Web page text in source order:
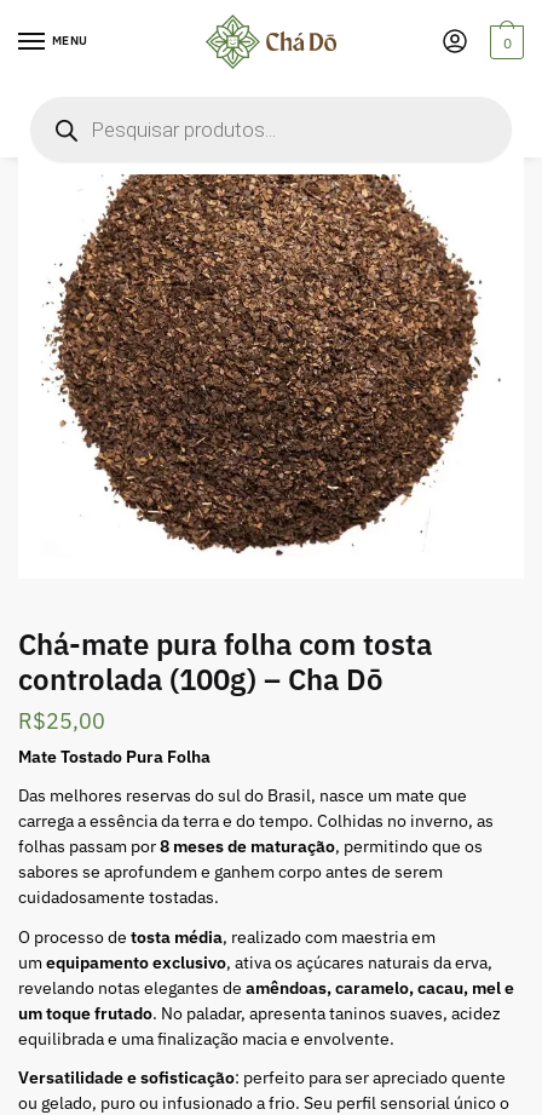
MENU 0
Chá-mate pura folha com tosta
controlada (100g) – Cha Dō
R$25,00
Mate Tostado Pura Folha
Das melhores reservas do sul do Brasil, nasce um mate que
carrega a essência da terra e do tempo. Colhidas no inverno, as
folhas passam por8 meses de maturação, permitindo que os
sabores se aprofundem e ganhem corpo antes de serem
cuidadosamente tostadas.
O processo de tosta média, realizado com maestria em
umequipamento exclusivo, ativa os açúcares naturais da erva,
revelando notas elegantes de amêndoas, caramelo, cacau, mel e
um toque frutado. No paladar, apresenta taninos suaves, acidez
equilibrada e uma finalização macia e envolvente.
Versatilidade e sofisticação: perfeito para ser apreciado quente
ou gelado, puro ou infusionado a frio. Seu perfil sensorial único o